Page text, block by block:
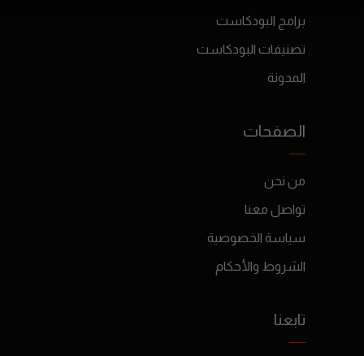
برامج البودكاست
تصنيفات البودكاست
المدونة
الصفحات
من نحن
تواصل معنا
سياسة الخصوصية
الشروط والأحكام
تابعنا